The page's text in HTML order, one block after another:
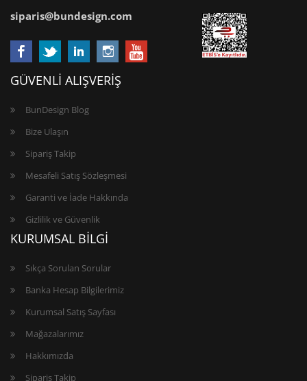
siparis@bundesign.com
GÜVENLİ ALIŞVERİŞ
BunDesign Blog
Bize Ulaşın
Sipariş Takip
Mesafeli Satış Sözleşmesi
Garanti ve İade Hakkında
Gizlilik ve Güvenlik
KURUMSAL BİLGİ
Sıkça Sorulan Sorular
Banka Hesap Bilgilerimiz
Kurumsal Satış Sayfası
Mağazalarımız
Hakkımızda
Sipariş Takip